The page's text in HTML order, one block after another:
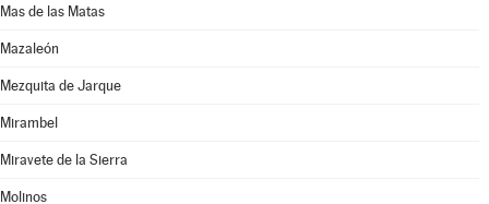
Mas de las Matas
Mazaleón
Mezquita de Jarque
Mirambel
Miravete de la Sierra
Molinos